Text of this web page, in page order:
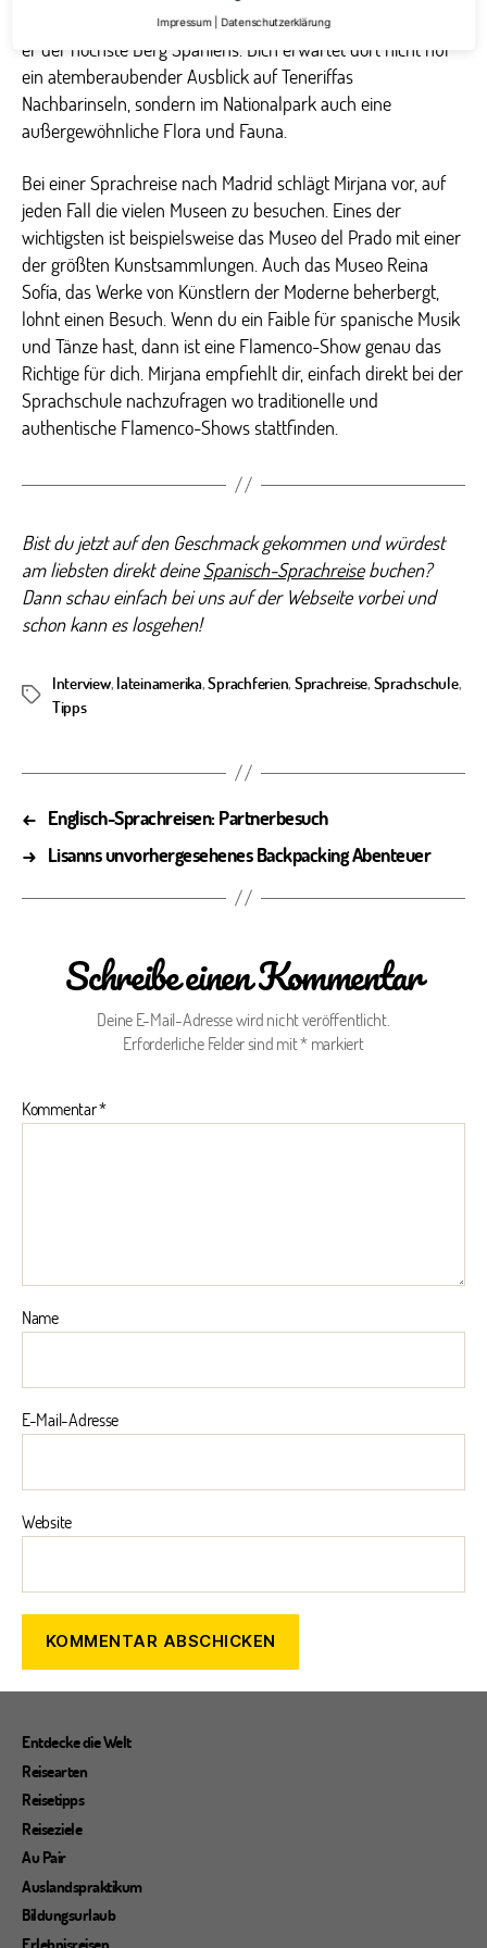
natürlich einen Besuch des Teide! Mit über 3.700 Metern ist
er der höchste Berg Spaniens. Dich erwartet dort nicht nur
ein atemberaubender Ausblick auf Teneriffas
Nachbarinseln, sondern im Nationalpark auch eine
außergewöhnliche Flora und Fauna.
Bei einer Sprachreise nach Madrid schlägt Mirjana vor, auf
jeden Fall die vielen Museen zu besuchen. Eines der
wichtigsten ist beispielsweise das Museo del Prado mit einer
der größten Kunstsammlungen. Auch das Museo Reina
Sofía, das Werke von Künstlern der Moderne beherbergt,
lohnt einen Besuch. Wenn du ein Faible für spanische Musik
und Tänze hast, dann ist eine Flamenco-Show genau das
Richtige für dich. Mirjana empfiehlt dir, einfach direkt bei der
Sprachschule nachzufragen wo traditionelle und
authentische Flamenco-Shows stattfinden.
Bist du jetzt auf den Geschmack gekommen und würdest
am liebsten direkt deineSpanisch-Sprachreisebuchen?
Dann schau einfach bei uns auf der Webseite vorbei und
schon kann es losgehen!
Schlagwörter
Interview, lateinamerika,Sprachferien, Sprachreise, Sprachschule,
Tipps
← Englisch-Sprachreisen: Partnerbesuch
→ Lisanns unvorhergesehenes Backpacking Abenteuer
Schreibe einen Kommentar
Deine E-Mail-Adresse wird nicht veröffentlicht.
Erforderliche Felder sind mit*markiert
Kommentar*
Name
E-Mail-Adresse
Website
Entdecke die Welt
Reisearten
Reisetipps
Reiseziele
Au Pair
Auslandspraktikum
Bildungsurlaub
Erlebnisreisen
Impressum Datenschutzerklärung